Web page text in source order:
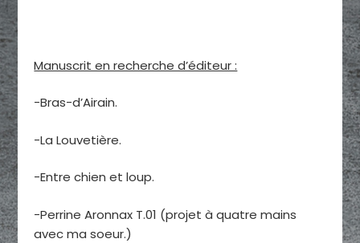
Manuscrit en recherche d’éditeur :
-Bras-d’Airain.
-La Louvetière.
-Entre chien et loup.
-Perrine Aronnax T.01 (projet à quatre mains
avec ma soeur.)